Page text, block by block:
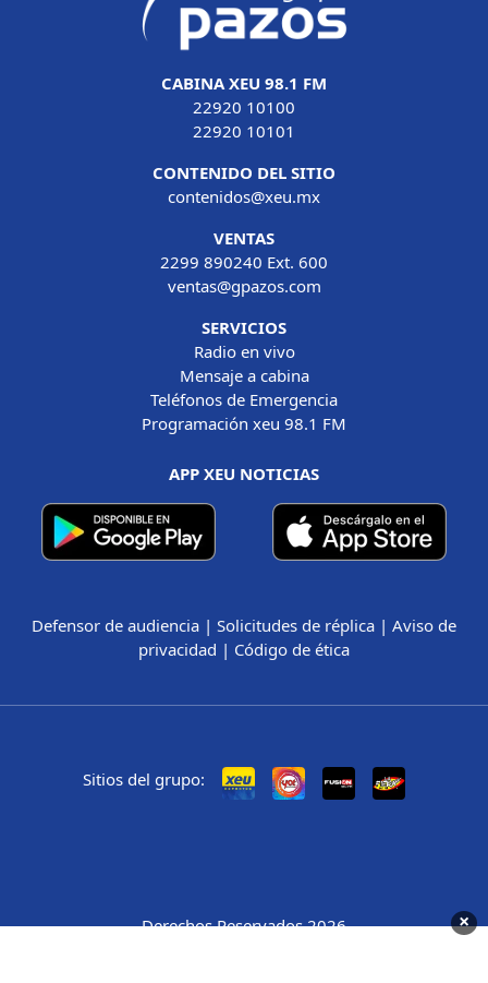
×
CABINA XEU 98.1 FM
22920 10100
22920 10101
CONTENIDO DEL SITIO
contenidos@xeu.mx
VENTAS
2299 890240 Ext. 600
ventas@gpazos.com
SERVICIOS
Radio en vivo
Mensaje a cabina
Teléfonos de Emergencia
Programación xeu 98.1 FM
APP XEU NOTICIAS
Defensor de audiencia | Solicitudes de réplica | Aviso de
privacidad | Código de ética
Sitios del grupo:
Derechos Reservados 2026